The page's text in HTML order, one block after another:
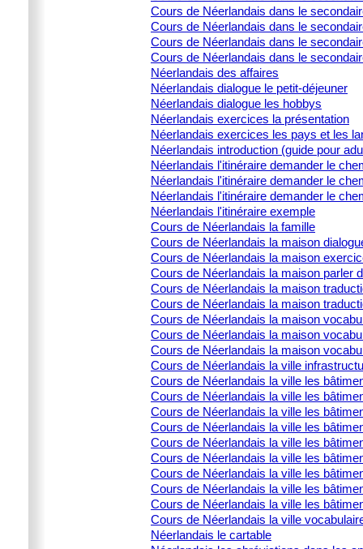
Cours de Néerlandais dans le
Cours de Néerlandais dans le
Cours de Néerlandais dans le
Cours de Néerlandais dans le
Néerlandais des affaires
Néerlandais dialogue le petit-déjeuner
Néerlandais dialogue les hobbys
Néerlandais exercices la présentation
Néerlandais exercices les pays et les
Néerlandais introduction (guide pour
Néerlandais l'itinéraire demander le
Néerlandais l'itinéraire demander le
Néerlandais l'itinéraire demander le
Néerlandais l'itinéraire exemple
Cours de Néerlandais la famille
Cours de Néerlandais la maison
Cours de Néerlandais la maison
Cours de Néerlandais la maison parler
Cours de Néerlandais la maison
Cours de Néerlandais la maison
Cours de Néerlandais la maison
Cours de Néerlandais la maison
Cours de Néerlandais la maison
Cours de Néerlandais la ville
Cours de Néerlandais la ville les
Cours de Néerlandais la ville les
Cours de Néerlandais la ville les
Cours de Néerlandais la ville les
Cours de Néerlandais la ville les
Cours de Néerlandais la ville les
Cours de Néerlandais la ville les
Cours de Néerlandais la ville les
Cours de Néerlandais la ville les
Cours de Néerlandais la ville
Néerlandais le cartable